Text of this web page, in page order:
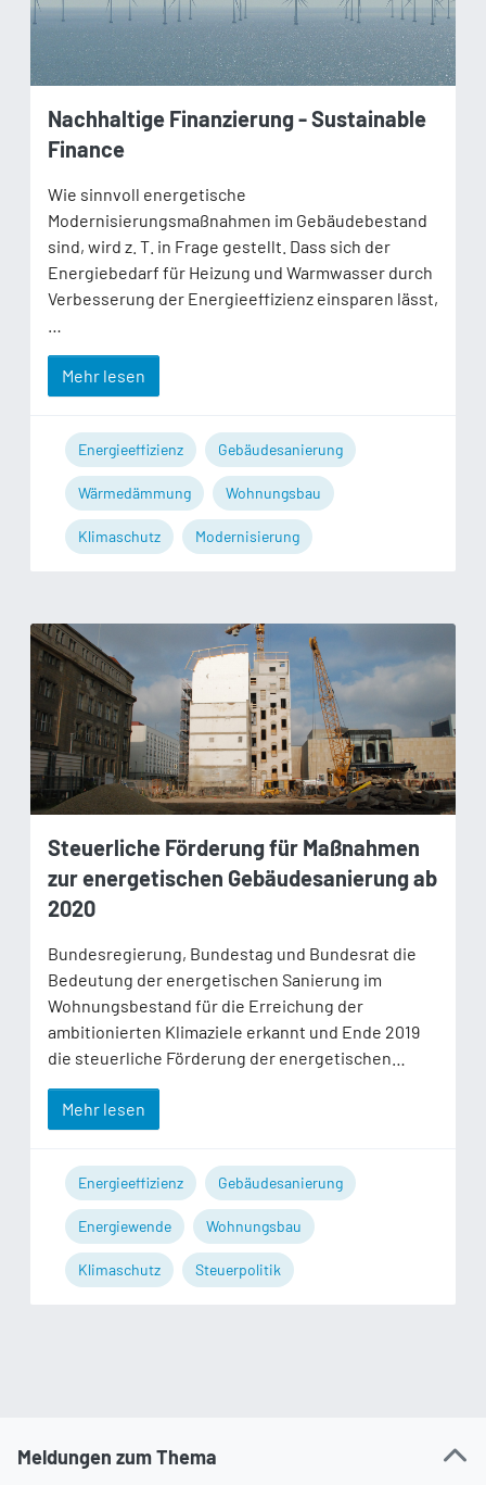
Nachhaltige Finanzierung - Sustainable
Finance
Wie sinnvoll energetische
Modernisierungsmaßnahmen im Gebäudebestand
sind, wird z. T. in Frage gestellt. Dass sich der
Energiebedarf für Heizung und Warmwasser durch
Verbesserung der Energieeffizienz einsparen lässt,
Mehr lesen
Energieeffizienz Gebäudesanierung
Wärmedämmung Wohnungsbau
Klimaschutz Modernisierung
Steuerliche Förderung für Maßnahmen
zur energetischen Gebäudesanierung ab
2020
Bundesregierung, Bundestag und Bundesrat die
Bedeutung der energetischen Sanierung im
Wohnungsbestand für die Erreichung der
ambitionierten Klimaziele erkannt und Ende 2019
die steuerliche Förderung der energetischen…
Mehr lesen
Energieeffizienz Gebäudesanierung
Energiewende Wohnungsbau
Klimaschutz Steuerpolitik
Meldungen zum Thema